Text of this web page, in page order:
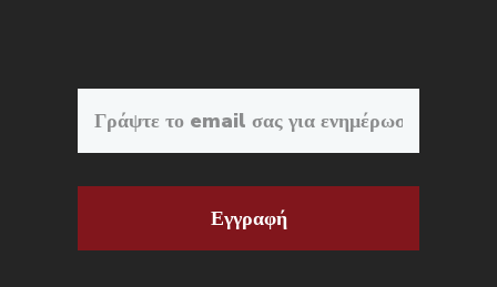
Εγγραφή